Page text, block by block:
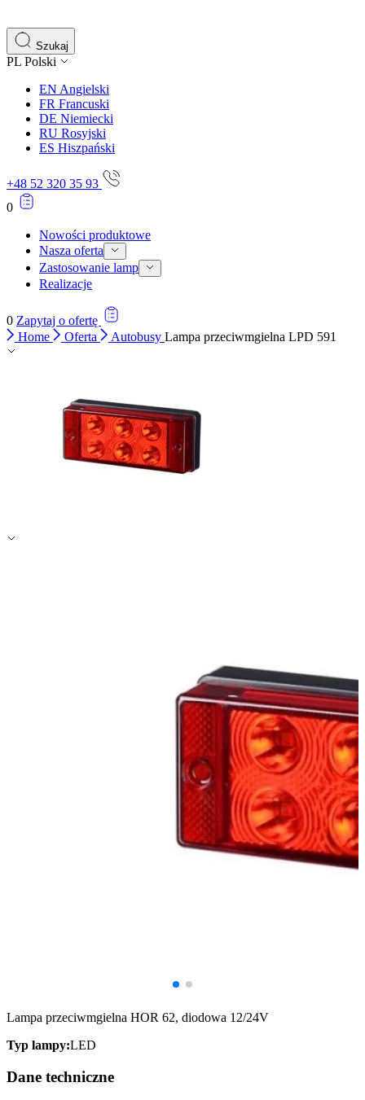
Szukaj
PL Polski
EN Angielski
FR Francuski
DE Niemiecki
RU Rosyjski
ES Hiszpański
+48 52 320 35 93
0
Nowości produktowe
Nasza oferta
Zastosowanie lamp
Realizacje
0 Zapytaj o ofertę
Home
Oferta Autobusy Lampa przeciwmgielna LPD 591
Lampa przeciwmgielna HOR 62, diodowa 12/24V
Typ lampy:LED
Dane techniczne
istotne i interesujące dla poszczególnych użytkowników
Nieklasyfikowane
Nieklasyfikowane pliki cookie, to pliki, które są w